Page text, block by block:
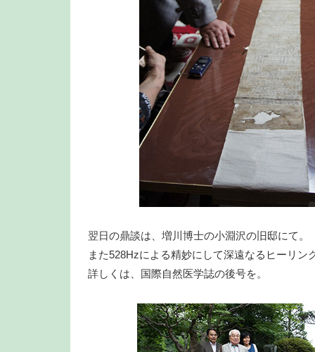
翌日の鼎談は、増川博士の小淵沢の旧邸にて。
また528Hzによる精妙にして深遠なるヒーリン
詳しくは、国際自然医学誌の後号を。